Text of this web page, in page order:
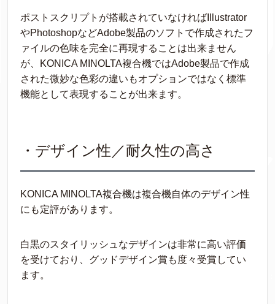
ポストスクリプトが搭載されていなければIllustrator
やPhotoshopなどAdobe製品のソフトで作成されたフ
ァイルの色味を完全に再現することは出来ません
が、KONICA MINOLTA複合機ではAdobe製品で作成
された微妙な色彩の違いもオプションではなく標準
機能として表現することが出来ます。
・デザイン性／耐久性の高さ
KONICA MINOLTA複合機は複合機自体のデザイン性
にも定評があります。
白黒のスタイリッシュなデザインは非常に高い評価
を受けており、グッドデザイン賞も度々受賞してい
ます。